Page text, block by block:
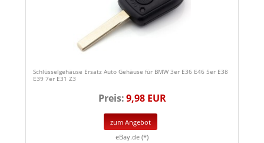
Schlüsselgehäuse Ersatz Auto Gehäuse für BMW 3er E36 E46 5er E38
E39 7er E31 Z3
Preis:9,98 EUR
zum Angebot
eBay.de (*)